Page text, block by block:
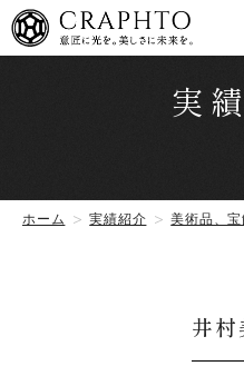
実
ホーム 実績紹介 美術品、
井村